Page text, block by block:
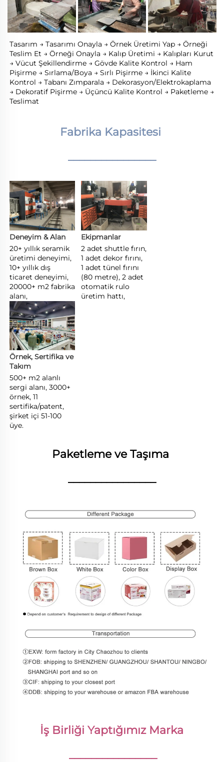
Tasarım → Tasarımı Onayla → Örnek Üretimi Yap → Örneği
Teslim Et → Örneği Onayla → Kalıp Üretimi → Kalıpları Kurut
→ Vücut Şekillendirme → Gövde Kalite Kontrol → Ham
Pişirme → Sırlama/Boya → Sırlı Pişirme → İkinci Kalite
Kontrol → Tabanı Zımparala → Dekorasyon/Elektrokaplama
→ Dekoratif Pişirme → Üçüncü Kalite Kontrol → Paketleme →
Teslimat
Fabrika Kapasitesi
________________
Deneyim & Alan
20+ yıllık seramik
üretimi deneyimi,
10+ yıllık dış
ticaret deneyimi,
20000+ m2 fabrika
alanı,
Ekipmanlar
2 adet shuttle fırın,
1 adet dekor fırını,
1 adet tünel fırını
(80 metre), 2 adet
otomatik rulo
üretim hattı,
Örnek, Sertifika ve
Takım
500+ m2 alanlı
sergi alanı, 3000+
örnek, 11
sertifika/patent,
şirket içi 51-100
üye.
Paketleme ve Taşıma
________________
İş Birliği Yaptığımız Marka
________________